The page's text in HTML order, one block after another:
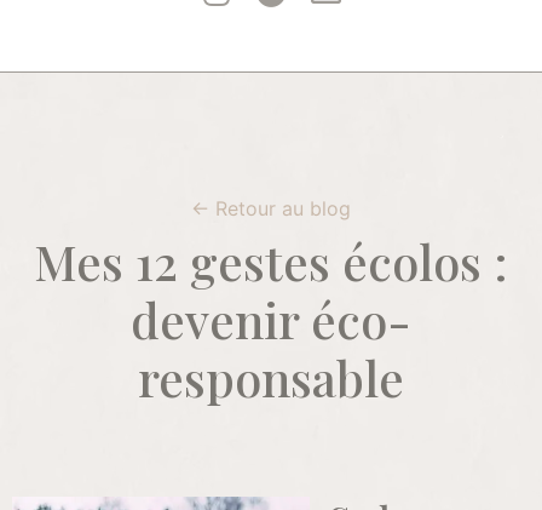
← Retour au blog
Mes 12 gestes écolos :
devenir éco-
responsable